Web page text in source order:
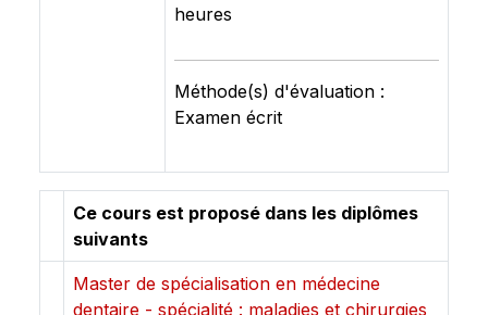
heures
Méthode(s) d'évaluation :
Examen écrit
Ce cours est proposé dans les diplômes
suivants
Master de spécialisation en médecine
dentaire - spécialité : maladies et chirurgies